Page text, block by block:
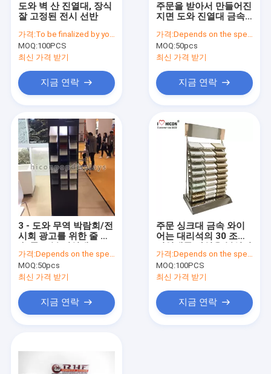
포도주 진열대
전자 디스플레이
식품 디스플레이 걸이
소매 스토어 비품
POP 상품 전시
금속 디스플레이 선반
나무 디스플레이 선반
아크릴 진열장
마루 진열대
소매 곤돌라 선반설치
방적공 진열대
도와 벽 산 진열대, 장식
잘 고정된 전시 선반
가격:To be finalized by your needs
MOQ:100PCS
최신 가격 받기
지금 연락
주문을 받아서 만들어진
지면 도와 진열대 금속
열대
가격:Depends on the specification
MOQ:50pcs
최신 가격 받기
지금 연락
3 - 도와 무역 박람회/전
시회 광고를 위한 줄 금
가격:Depends on the specification
MOQ:50pcs
최신 가격 받기
지금 연락
주문 싱크대 금속 와이
어는 대리석의 30 조각
다
가격:Depends on the specification
MOQ:100PCS
최신 가격 받기
지금 연락